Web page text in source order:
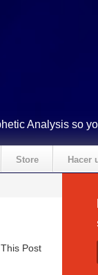
Analysis so
Store Hacer
Post